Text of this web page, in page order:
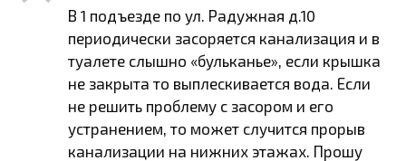
В 1 подъезде по ул. Радужная д.10
периодически засоряется канализация и в
туалете слышно «бульканье», если крышка
не закрыта то выплескивается вода. Если
не решить проблему с засором и его
устранением, то может случится прорыв
канализации на нижних этажах. Прошу